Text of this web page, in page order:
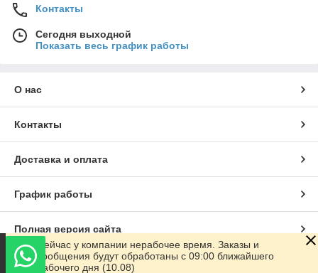
Контакты
Сегодня выходной
Показать весь график работы
О нас
Контакты
Доставка и оплата
График работы
Полная версия сайта
Сайт создан на маркетплейсе
Сейчас у компании нерабочее время. Заказы и
сообщения будут обработаны с 09:00 ближайшего
рабочего дня (10.08)